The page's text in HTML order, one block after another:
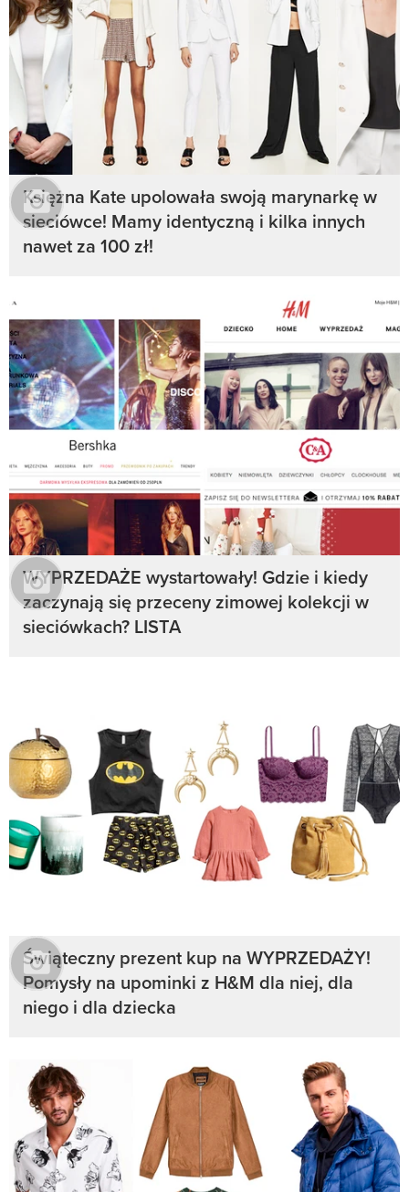
Księżna Kate upolowała swoją marynarkę w
sieciówce! Mamy identyczną i kilka innych
nawet za 100 zł!
WYPRZEDAŻE wystartowały! Gdzie i kiedy
zaczynają się przeceny zimowej kolekcji w
sieciówkach? LISTA
Świąteczny prezent kup na WYPRZEDAŻY!
Pomysły na upominki z H&M dla niej, dla
niego i dla dziecka